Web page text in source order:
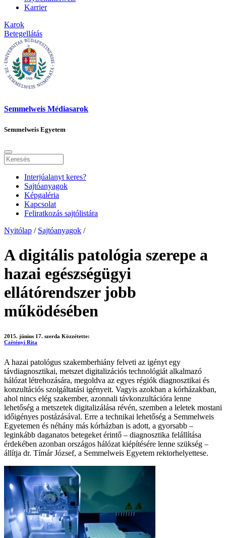
Karrier
Karok
Betegellátás
Semmelweis Médiasarok
Semmelweis Egyetem
Interjúalanyt keres?
Sajtóanyagok
Képgaléria
Kapcsolat
Feliratkozás sajtólistára
Nyitólap / Sajtóanyagok /
A digitális patológia szerepe a
hazai egészségügyi
ellátórendszer jobb
működésében
2015. június 17. szerda Közzétette:
Czétényi Rita
A hazai patológus szakemberhiány felveti az igényt egy
távdiagnosztikai, metszet digitalizációs technológiát alkalmazó
hálózat létrehozására, megoldva az egyes régiók diagnosztikai és
konzultációs szolgáltatási igényeit. Vagyis azokban a kórházakban,
ahol nincs elég szakember, azonnali távkonzultációra lenne
lehetőség a metszetek digitalizálása révén, szemben a leletek mostani
időigényes postázásával. Erre a technikai lehetőség a Semmelweis
Egyetemen és néhány más kórházban is adott, a gyorsabb –
leginkább daganatos betegeket érintő – diagnosztika felállítása
érdekében azonban országos hálózat kiépítésére lenne szükség –
állítja dr. Tímár József, a Semmelweis Egyetem rektorhelyettese.